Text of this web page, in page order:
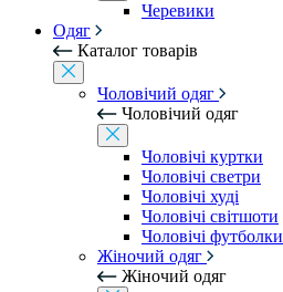
Черевики
Одяг
Каталог товарів
Чоловічий одяг
Чоловічий одяг
Чоловічі куртки
Чоловічі светри
Чоловічі худі
Чоловічі світшоти
Чоловічі футболки
Жіночий одяг
Жіночий одяг